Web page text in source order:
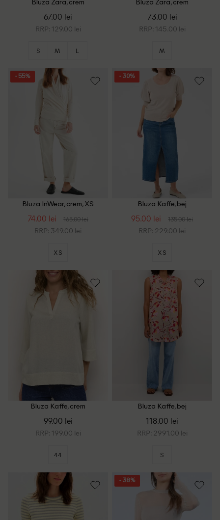
Bluza Zara, crem
67.00 lei
RRP: 129.00 lei
S M L
Bluza Zara, crem
73.00 lei
RRP: 145.00 lei
M
- 55%
Bluza InWear, crem, XS
74.00 lei 165.00 lei
RRP: 349.00 lei
XS
- 30%
Bluza Kaffe, bej
95.00 lei 135.00 lei
RRP: 229.00 lei
XS
Bluza Kaffe, crem
99.00 lei
RRP: 199.00 lei
44
Bluza Kaffe, bej
118.00 lei
RRP: 2991.00 lei
S
- 38%